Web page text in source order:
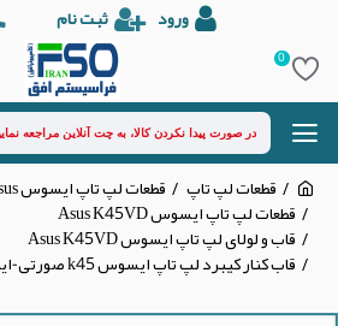
ورود ثبت نام
0
قطعات لپ تاپ قطعات لپ تاپ ایسوس Asus
قطعات لپ تاپ ایسوس Asus K45VD
قاب و لولای لپ تاپ ایسوس Asus K45VD
قاب کنار کیبرد لپ تاپ ایسوس k45 صورتی-اینتربزرگ